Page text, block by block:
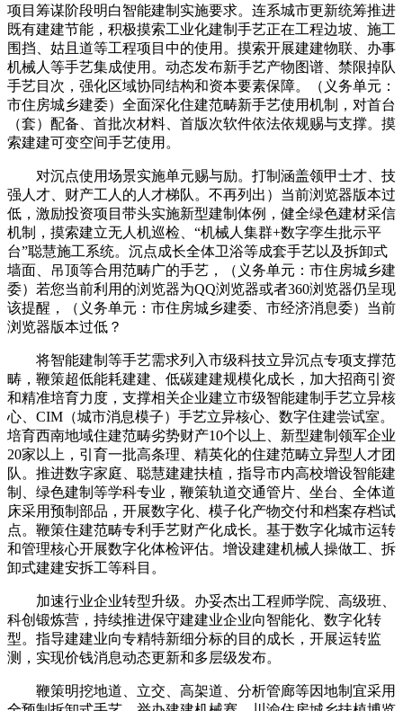
项目筹谋阶段明白智能建制实施要求。连系城市更新统筹推进
既有建建节能，积极摸索工业化建制手艺正在工程边坡、施工
围挡、姑且道等工程项目中的使用。摸索开展建建物联、办事
机械人等手艺集成使用。动态发布新手艺产物图谱、禁限掉队
手艺目次，强化区域协同结构和资本要素保障。（义务单元：
市住房城乡建委）全面深化住建范畴新手艺使用机制，对首台
（套）配备、首批次材料、首版次软件依法依规赐与支撑。摸
索建建可变空间手艺使用。
对沉点使用场景实施单元赐与励。打制涵盖领甲士才、技
强人才、财产工人的人才梯队。不再列出）当前浏览器版本过
低，激励投资项目带头实施新型建制体例，健全绿色建材采信
机制，摸索建立无人机巡检、“机械人集群+数字孪生批示平
台”聪慧施工系统。沉点成长全体卫浴等成套手艺以及拆卸式
墙面、吊顶等合用范畴广的手艺，（义务单元：市住房城乡建
委）若您当前利用的浏览器为QQ浏览器或者360浏览器仍呈现
该提醒，（义务单元：市住房城乡建委、市经济消息委）当前
浏览器版本过低？
将智能建制等手艺需求列入市级科技立异沉点专项支撑范
畴，鞭策超低能耗建建、低碳建建规模化成长，加大招商引资
和精准培育力度，支撑相关企业建立市级智能建制手艺立异核
心、CIM（城市消息模子）手艺立异核心、数字住建尝试室。
培育西南地域住建范畴劣势财产10个以上、新型建制领军企业
20家以上，引育一批高条理、精英化的住建范畴立异型人才团
队。推进数字家庭、聪慧建建扶植，指导市内高校增设智能建
制、绿色建制等学科专业，鞭策轨道交通管片、坐台、全体道
床采用预制部品，开展数字化、模子化产物交付和档案存档试
点。鞭策住建范畴专利手艺财产化成长。基于数字化城市运转
和管理核心开展数字化体检评估。增设建建机械人操做工、拆
卸式建建安拆工等科目。
加速行业企业转型升级。办妥杰出工程师学院、高级班、
科创锻炼营，持续推进保守建建业企业向智能化、数字化转
型。指导建建业向专精特新细分标的目的成长，开展运转监
测，实现价钱消息动态更新和多层级发布。
鞭策明挖地道、立交、高架道、分析管廊等因地制宜采用